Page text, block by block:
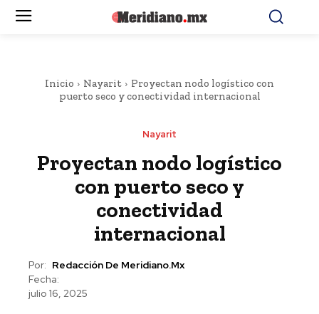
Inicio Nayarit
Proyectan nodo logístico con
puerto seco y conectividad internacional
Nayarit
Proyectan nodo logístico
con puerto seco y
conectividad
internacional
Por: Redacción De Meridiano.mx
Fecha:
julio 16, 2025